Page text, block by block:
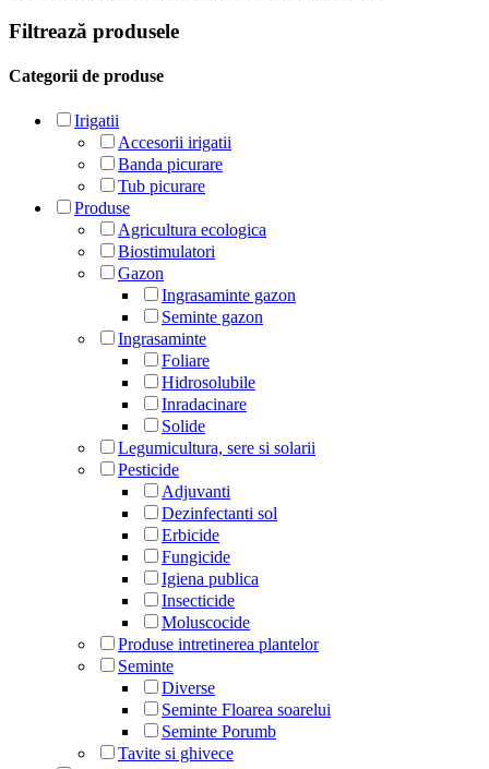
Filtrează produsele
Categorii de produse
Irigatii
Accesorii irigatii
Banda picurare
Tub picurare
Produse
Agricultura ecologica
Biostimulatori
Gazon
Ingrasaminte gazon
Seminte gazon
Ingrasaminte
Foliare
Hidrosolubile
Inradacinare
Solide
Legumicultura, sere si solarii
Pesticide
Adjuvanti
Dezinfectanti sol
Erbicide
Fungicide
Igiena publica
Insecticide
Moluscocide
Produse intretinerea plantelor
Seminte
Diverse
Seminte Floarea soarelui
Seminte Porumb
Tavite si ghivece